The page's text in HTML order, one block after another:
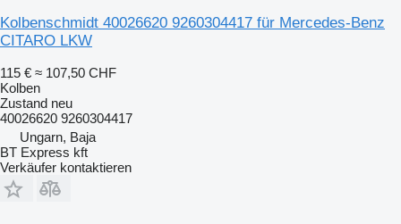
Kolbenschmidt 40026620 9260304417 für Mercedes-Benz
CITARO LKW
115 € ≈ 107,50 CHF
Kolben
Zustand neu
40026620 9260304417
Ungarn, Baja
BT Express kft
Verkäufer kontaktieren